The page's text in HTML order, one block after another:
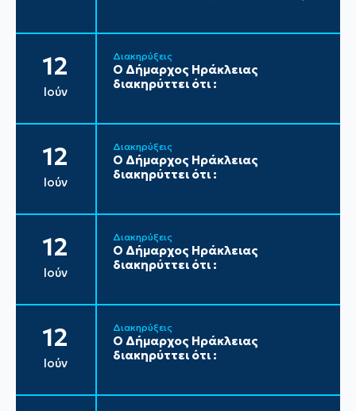
12
Ιούν
Διακηρύξεις
Ο Δήμαρχος Ηράκλειας
διακηρύττει ότι :
12
Ιούν
Διακηρύξεις
Ο Δήμαρχος Ηράκλειας
διακηρύττει ότι :
12
Ιούν
Διακηρύξεις
Ο Δήμαρχος Ηράκλειας
διακηρύττει ότι :
12
Ιούν
Διακηρύξεις
Ο Δήμαρχος Ηράκλειας
διακηρύττει ότι :